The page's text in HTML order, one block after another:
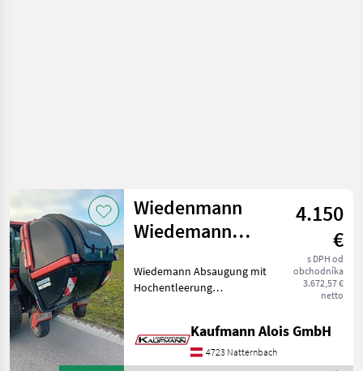
Wiedenmann
Wiedemann
Hochentleerung
4.150
€
s DPH od
obchodníka
3.672,57 €
netto
Wiedemann Absaugung mit
Hochentleerung
Tasträder bzw.
Nachlaufräder Einsatzbereit
Kaufmann Alois GmbH
4723 Natternbach